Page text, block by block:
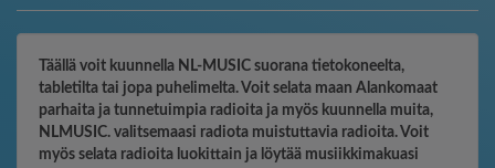
Täällä voit kuunnella NL-MUSIC suorana tietokoneelta,
tabletilta tai jopa puhelimelta. Voit selata maan Alankomaat
parhaita ja tunnetuimpia radioita ja myös kuunnella muita,
NLMUSIC. valitsemaasi radiota muistuttavia radioita. Voit
myös selata radioita luokittain ja löytää musiikkimakuasi